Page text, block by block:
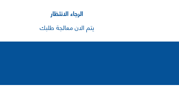
الرجاء الانتظار
يتم الان معالجة طلبك